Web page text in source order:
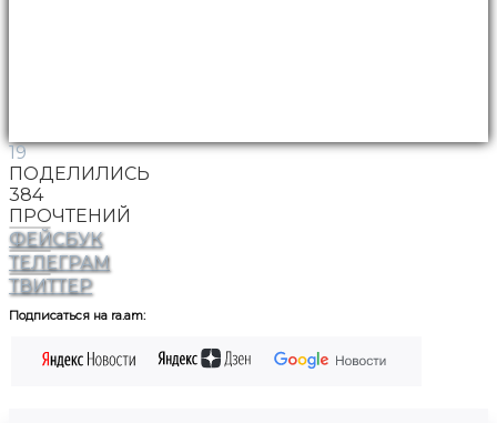
19
ПОДЕЛИЛИСЬ
384
ПРОЧТЕНИЙ
ФЕЙСБУК
ТЕЛЕГРАМ
ТВИТТЕР
Подписаться на ra.am: